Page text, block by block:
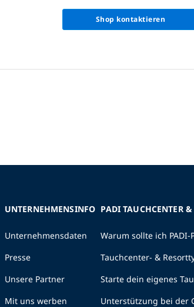
Shop kontaktieren
UNTERNEHMENSINFO
Unternehmensdaten
Presse
Unsere Partner
Mit uns werben
PADI TAUCHCENTER &
Warum sollte ich
Tauchcenter- &
Starte dein eigenes
Unterstützung bei der